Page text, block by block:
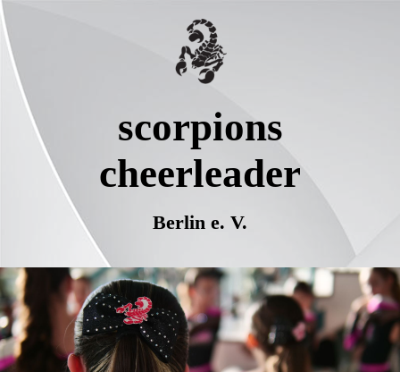
scorpions
cheerleader
Berlin e. V.